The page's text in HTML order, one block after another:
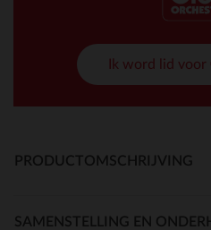
Ik word lid voor
PRODUCTOMSCHRIJVING
SAMENSTELLING EN